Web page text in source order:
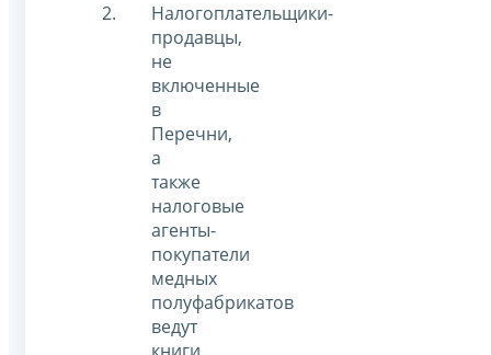
Налогоплательщики-
продавцы,
не
включенные
в
Перечни,
а
также
налоговые
агенты-
покупатели
медных
полуфабрикатов
ведут